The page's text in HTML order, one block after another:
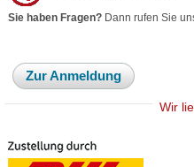
Sie haben Fragen? Dann rufen Sie
Zur Anmeldung
Wir